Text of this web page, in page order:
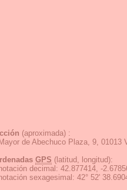
(aproximada) :
Mayor de Abechuco Plaza, 9, 01013
GPS (latitud, longitud):
decimal : 42.877414, -
sexagesimal : 42° 52'